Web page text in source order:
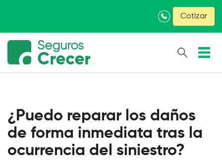
Cotizar
×
¿Puedo reparar los daños
de forma inmediata tras la
ocurrencia del siniestro?